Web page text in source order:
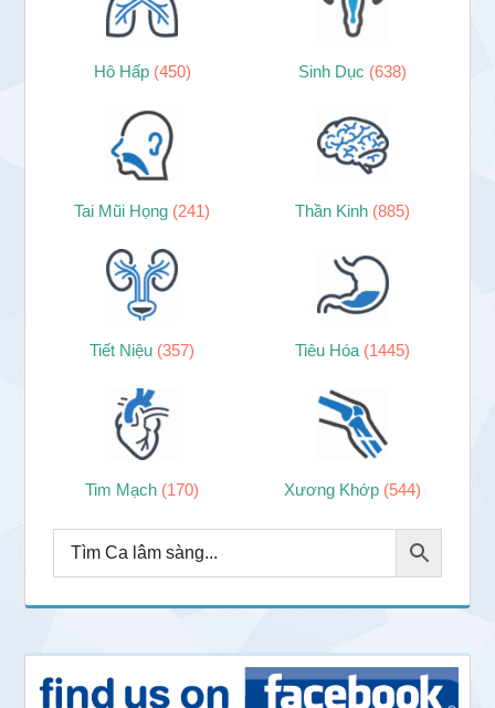
Hô Hấp (450) Sinh Dục (638)
Tai Mũi Họng (241) Thần Kinh (885)
Tiết Niệu (357) Tiêu Hóa (1445)
Tim Mạch (170) Xương Khớp (544)